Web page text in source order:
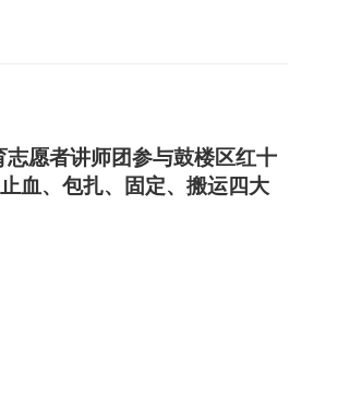
愿者讲师团参与鼓楼区红十
血、包扎、固定、搬运四大